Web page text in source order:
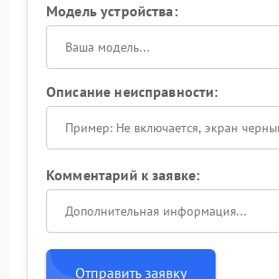
Модель устройства:
Описание неисправности:
Комментарий к заявке:
Отправить заявку